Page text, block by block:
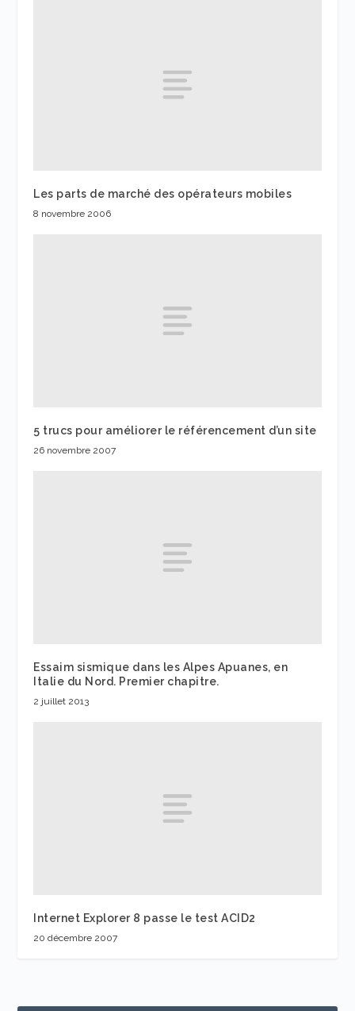
Les parts de marché des opérateurs mobiles
8 novembre 2006
5 trucs pour améliorer le référencement d’un site
26 novembre 2007
Essaim sismique dans les Alpes Apuanes, en
Italie du Nord. Premier chapitre.
2 juillet 2013
Internet Explorer 8 passe le test ACID2
20 décembre 2007